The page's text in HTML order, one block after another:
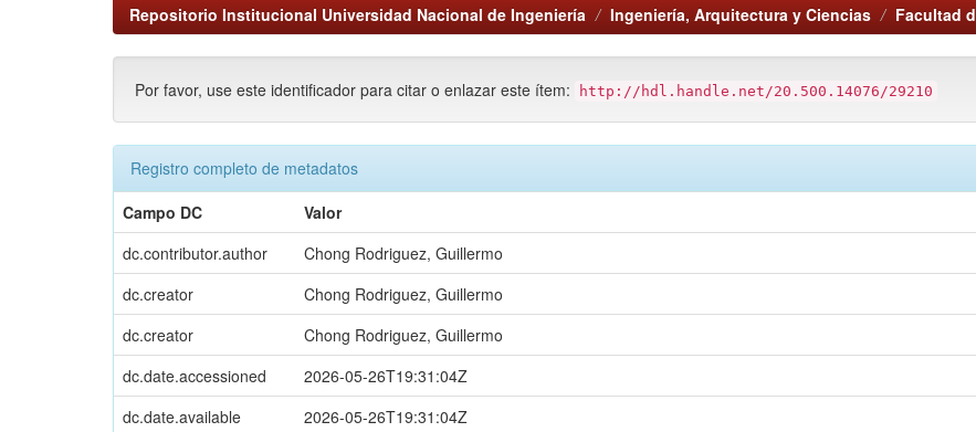
Repositorio Institucional Universidad Nacional de Ingeniería Ingeniería, Arquitectura y Ciencias Facultad
Por favor, use este identificador para citar o enlazar este ítem: http://hdl.handle.net/20.500.14076/29210
Registro completo de metadatos
Campo DC
Valor
dc.contributor.author
Chong Rodriguez, Guillermo
dc.creator
Chong Rodriguez, Guillermo
dc.creator
Chong Rodriguez, Guillermo
dc.date.accessioned
2026-05-26T19:31:04Z
dc.date.available
2026-05-26T19:31:04Z